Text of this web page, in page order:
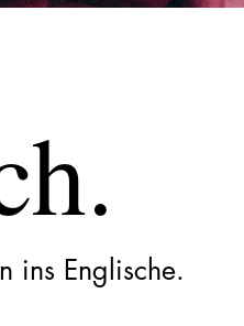
ins Englische.